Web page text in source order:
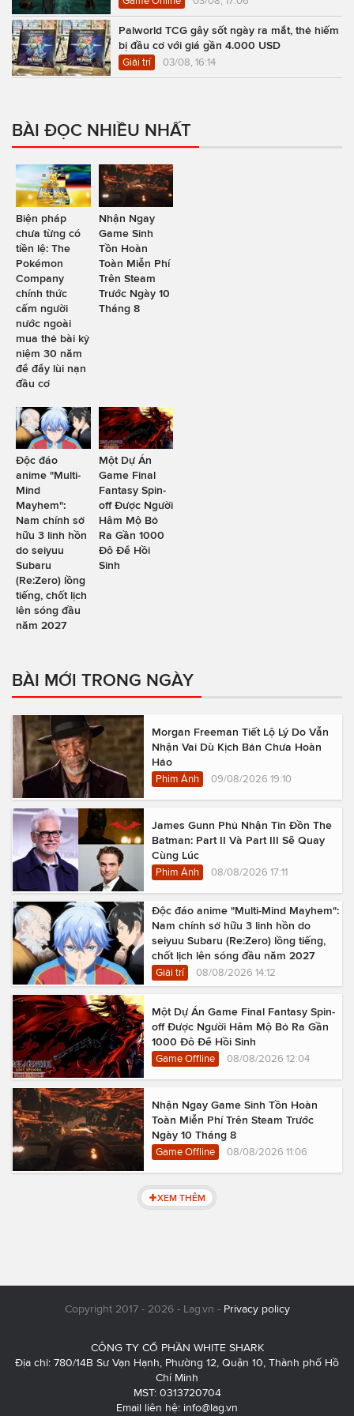
Palworld TCG gây sốt ngày ra mắt, thẻ hiếm
bị đầu cơ với giá gần 4.000 USD
Giải trí 03/08, 16:14
BÀI ĐỌC NHIỀU NHẤT
Biện pháp
chưa từng có
tiền lệ: The
Pokémon
Company
chính thức
cấm người
nước ngoài
mua thẻ bài kỷ
niệm 30 năm
để đẩy lùi nạn
đầu cơ
Nhận Ngay
Game Sinh
Tồn Hoàn
Toàn Miễn Phí
Trên Steam
Trước Ngày 10
Tháng 8
Độc đáo
anime "Multi-
Mind
Mayhem":
Nam chính sở
hữu 3 linh hồn
do seiyuu
Subaru
(Re:Zero) lồng
tiếng, chốt lịch
lên sóng đầu
năm 2027
Một Dự Án
Game Final
Fantasy Spin-
off Được Người
Hâm Mộ Bỏ
Ra Gần 1000
Đô Để Hồi
Sinh
BÀI MỚI TRONG NGÀY
Morgan Freeman Tiết Lộ Lý Do Vẫn
Nhận Vai Dù Kịch Bản Chưa Hoàn
Hảo
Phim Ảnh 09/08/2026 19:10
James Gunn Phủ Nhận Tin Đồn The
Batman: Part II Và Part III Sẽ Quay
Cùng Lúc
Phim Ảnh 08/08/2026 17:11
Độc đáo anime "Multi-Mind Mayhem":
Nam chính sở hữu 3 linh hồn do
seiyuu Subaru (Re:Zero) lồng tiếng,
chốt lịch lên sóng đầu năm 2027
Giải trí 08/08/2026 14:12
Một Dự Án Game Final Fantasy Spin-
off Được Người Hâm Mộ Bỏ Ra Gần
1000 Đô Để Hồi Sinh
Game Offline 08/08/2026 12:04
Nhận Ngay Game Sinh Tồn Hoàn
Toàn Miễn Phí Trên Steam Trước
Ngày 10 Tháng 8
Game Offline 08/08/2026 11:06
XEM THÊM
Copyright 2017 - 2026 - Lag.vn - Privacy policy
CÔNG TY CỔ PHẦN WHITE SHARK
Địa chỉ: 780/14B Sư Vạn Hạnh, Phường 12, Quận 10, Thành phố Hồ
Chí Minh
MST: 0313720704
Email liên hệ: info@lag.vn